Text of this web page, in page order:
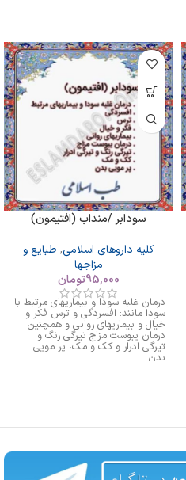
سودابر /منداب (افتیمون)
کلیه داروهای اسلامی, طبایع و
مزاجها
95,000تومان
درمان غلبه سودا و بیماریهای مرتبط با
سودا مانند: افسردگی و ترس فکر و
خیال و بیماریهای روانی و همچنین
درمان یبوست مزاج تیرگی رنگ و
تیرگی ادرار و کک و مک، پر مویی
بدن.